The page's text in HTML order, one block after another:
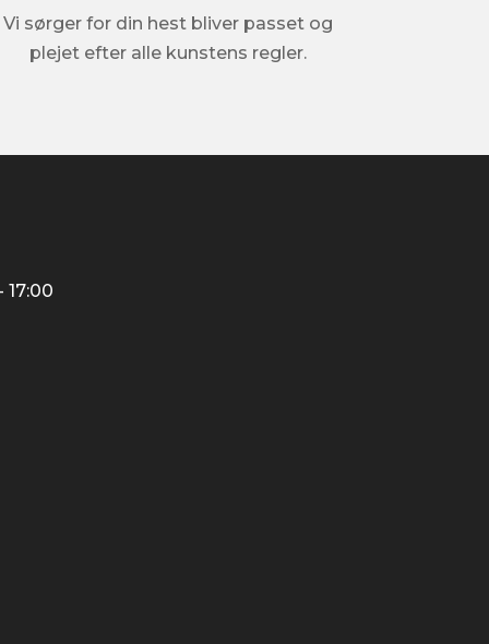
Vi sørger for din hest bliver passet og
plejet efter alle kunstens regler.